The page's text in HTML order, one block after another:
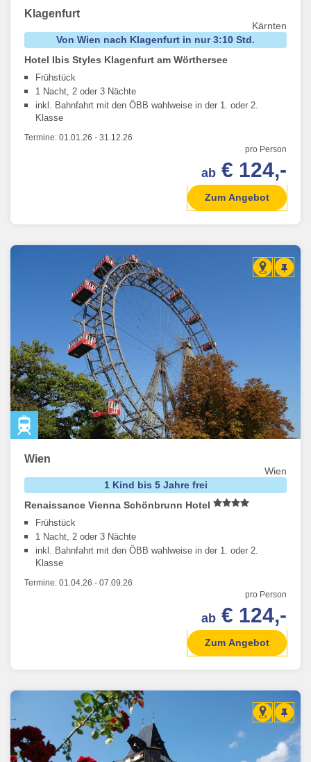
Klagenfurt
Kärnten
Von Wien nach Klagenfurt in nur 3:10 Std.
Hotel Ibis Styles Klagenfurt am Wörthersee
Frühstück
1 Nacht, 2 oder 3 Nächte
inkl. Bahnfahrt mit den ÖBB wahlweise in der 1. oder 2.
Klasse
Termine: 01.01.26 - 31.12.26
pro Person
ab € 124,-
Zum Angebot
Wien
Wien
1 Kind bis 5 Jahre frei
Renaissance Vienna Schönbrunn Hotel
Frühstück
1 Nacht, 2 oder 3 Nächte
inkl. Bahnfahrt mit den ÖBB wahlweise in der 1. oder 2.
Klasse
Termine: 01.04.26 - 07.09.26
pro Person
ab € 124,-
Zum Angebot